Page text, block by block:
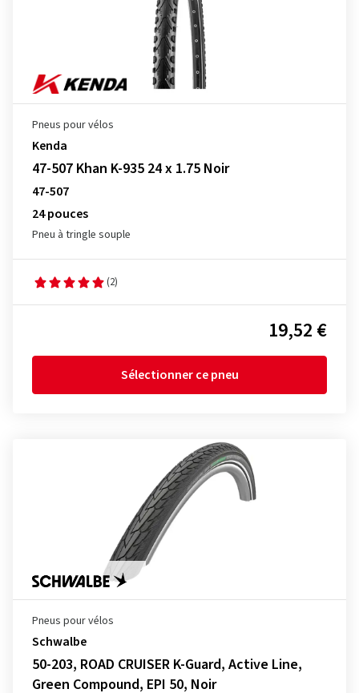
Pneus pour vélos
Kenda
47-507 Khan K-935 24 x 1.75 Noir
47-507
24 pouces
Pneu à tringle souple
(2)
19,52 €
Sélectionner ce pneu
Pneus pour vélos
Schwalbe
50-203, ROAD CRUISER K-Guard, Active Line,
Green Compound, EPI 50, Noir